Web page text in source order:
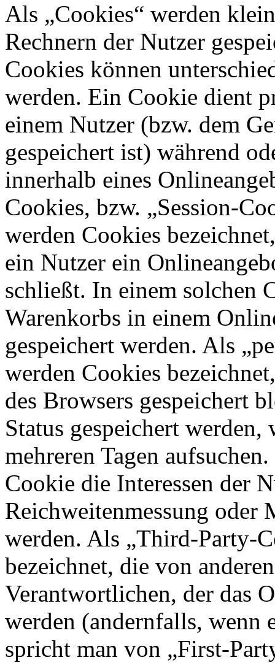
Als „Cookies“ werden
Rechnern der Nutzer
Cookies können
werden. Ein Cookie dient
einem Nutzer (bzw. dem
gespeichert ist) während
innerhalb eines
Cookies, bzw. „Session-
werden Cookies
ein Nutzer ein
schließt. In einem solchen
Warenkorbs in einem
gespeichert werden. Als
werden Cookies
des Browsers gespeichert
Status gespeichert
mehreren Tagen
Cookie die Interessen der
Reichweitenmessung oder
werden. Als „Third-Party-
bezeichnet, die von
Verantwortlichen, der das
werden (andernfalls, wenn
spricht man von „First-